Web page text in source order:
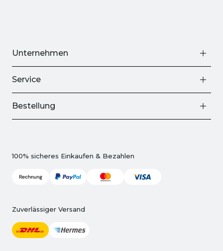
Unternehmen
Service
Bestellung
100% sicheres Einkaufen & Bezahlen
Zuverlässiger Versand